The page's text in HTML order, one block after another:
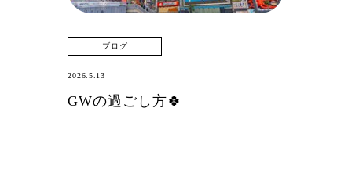
ブログ
2026.5.13
GWの過ごし方🍀